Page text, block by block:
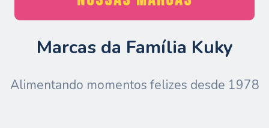
Marcas da Família Kuky
Alimentando momentos felizes desde 1978